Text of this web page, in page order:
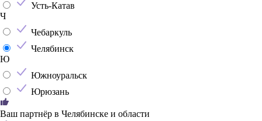
Усть-Катав
Ч
Чебаркуль
Челябинск
Ю
Южноуральск
Юрюзань
Ваш партнёр в Челябинске и области